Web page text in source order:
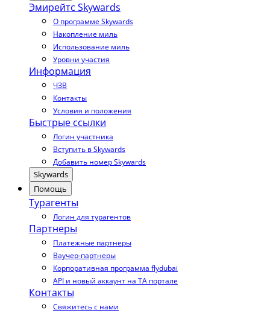
Эмирейтс Skywards
О программе Skywards
Накопление миль
Использование миль
Уровни участия
Информация
ЧЗВ
Контакты
Условия и положения
Быстрые ссылки
Логин участника
Вступить в Skywards
Добавить номер Skywards
Skywards
Помощь
Турагенты
Логин для турагентов
Партнеры
Платежные партнеры
Ваучер-партнеры
Корпоративная программа flydubai
API и новый аккаунт на TA портале
Контакты
Свяжитесь с нами